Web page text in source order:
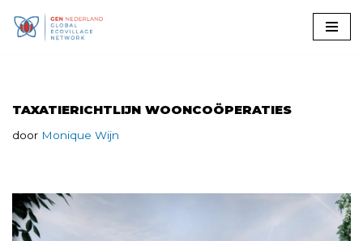
TAXATIERICHTLIJN WOONCOÖPERATIES
door Monique Wijn